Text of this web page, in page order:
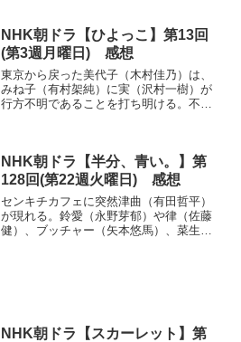
NHK朝ドラ【ひよっこ】第13回
(第3週月曜日) 感想
東京から戻った美代子（木村佳乃）は、
みね子（有村架純）に実（沢村一樹）が
行方不明であることを打ち明ける。不安
言っていた実を信じて待つ...
NHK朝ドラ【半分、青い。】第
128回(第22週火曜日) 感想
センキチカフェに突然津曲（有田哲平）
が現れる。鈴愛（永野芽郁）や律（佐藤
健）、ブッチャー（矢本悠馬）、菜生
NHK朝ドラ【スカーレット】第